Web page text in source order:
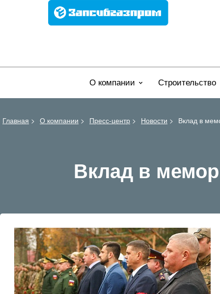
О компании Строительство
Главная > О компании > Пресс-центр > Новости > Вклад в
Вклад в